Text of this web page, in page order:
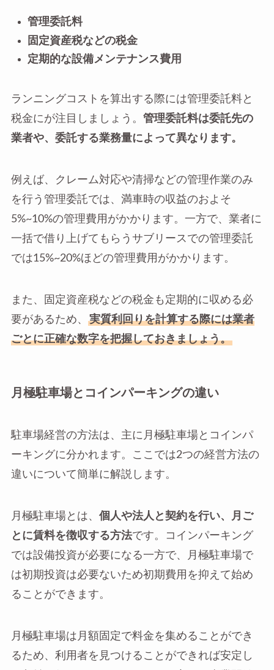
管理委託料
固定資産税などの税金
定期的な設備メンテナンス費用
ランニングコストを算出する際には管理委託料と
税金にが注目しましょう。 管理委託料は委託先の
業者や、委託する業務量によって異なります。
例えば、クレーム対応や清掃などの管理作業のみ
を行う管理委託では、満車時の収益のおよそ
5%~10%の管理費用がかかります。一方で、業者に
一括で借り上げてもらうサブリースでの管理委託
では15%~20%ほどの管理費用がかかります。
また、固定資産税などの税金も定期的に収める必
要があるため、
実質利回りを計算する際には業者
ごとに正確な数字を把握しておきましょう。
月極駐車場とコインパーキングの違い
駐車場経営の方法は、主に月極駐車場とコインパ
ーキングに分かれます。ここでは2つの経営方法の
違いについて簡単に解説します。
月極駐車場とは、 個人や法人と契約を行い、月ご
とに賃料を徴収する方法です。コインパーキング
では設備投資が必要になる一方で、月極駐車場で
は初期投資は必要ないため初期費用を抑えて始め
ることができます。
月極駐車場は月額固定で料金を集めることができ
るため、利用者を見つけることができれば安定し